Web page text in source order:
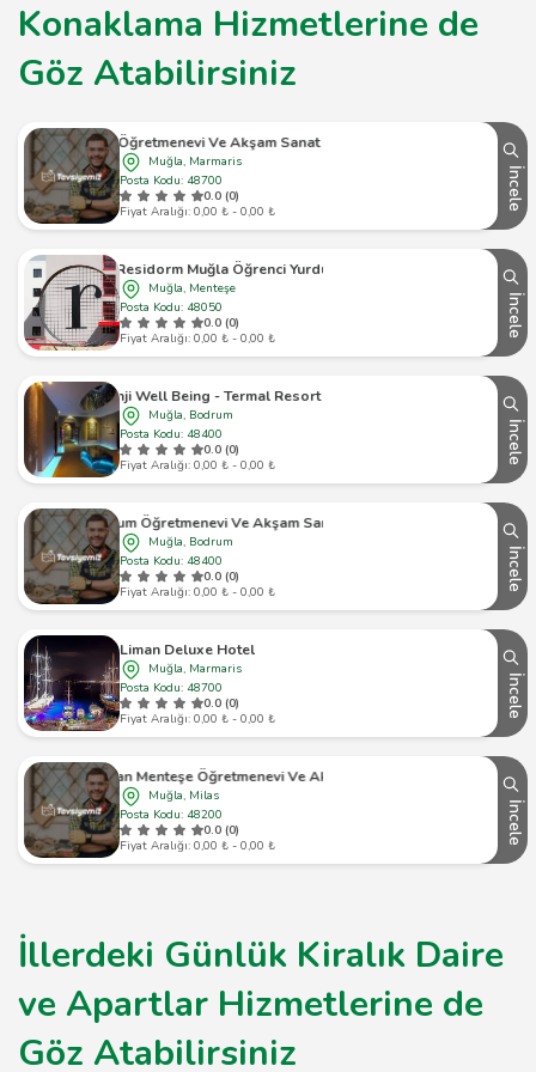
Konaklama Hizmetlerine de
Göz Atabilirsiniz
Marmaris Öğretmenevi Ve Akşam Sanat Okulu - Marmaris
Muğla, Marmaris
Posta Kodu: 48700
0.0 (0)
Fiyat Aralığı: 0,00 ₺ - 0,00 ₺
İncele
Residorm Muğla Öğrenci Yurdu
Muğla, Menteşe
Posta Kodu: 48050
0.0 (0)
Fiyat Aralığı: 0,00 ₺ - 0,00 ₺
İncele
Sianji Well Being - Termal Resort & Spa
Muğla, Bodrum
Posta Kodu: 48400
0.0 (0)
Fiyat Aralığı: 0,00 ₺ - 0,00 ₺
İncele
Bodrum Öğretmenevi Ve Akşam Sanat Okulu
Muğla, Bodrum
Posta Kodu: 48400
0.0 (0)
Fiyat Aralığı: 0,00 ₺ - 0,00 ₺
İncele
Liman Deluxe Hotel
Muğla, Marmaris
Posta Kodu: 48700
0.0 (0)
Fiyat Aralığı: 0,00 ₺ - 0,00 ₺
İncele
Milas Orhan Menteşe Öğretmenevi Ve Akşam Sanat Okulu
Muğla, Milas
Posta Kodu: 48200
0.0 (0)
Fiyat Aralığı: 0,00 ₺ - 0,00 ₺
İncele
İllerdeki Günlük Kiralık Daire
ve Apartlar Hizmetlerine de
Göz Atabilirsiniz